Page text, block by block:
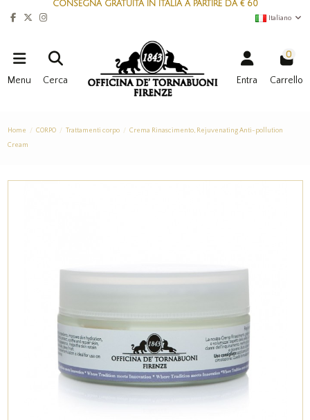
CONSEGNA GRATUITA IN ITALIA A PARTIRE DA € 60
Italiano
Menu Cerca Entra
0
Carrello
Home CORPO Trattamenti corpo
Crema Rinascimento, Rejuvenating Anti-pollution
Cream